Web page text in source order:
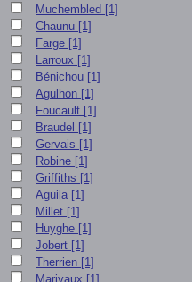
Muchembled [1]
Chaunu [1]
Farge [1]
Larroux [1]
Bénichou [1]
Agulhon [1]
Foucault [1]
Braudel [1]
Gervais [1]
Robine [1]
Griffiths [1]
Aguila [1]
Millet [1]
Huyghe [1]
Jobert [1]
Therrien [1]
Marivaux [1]